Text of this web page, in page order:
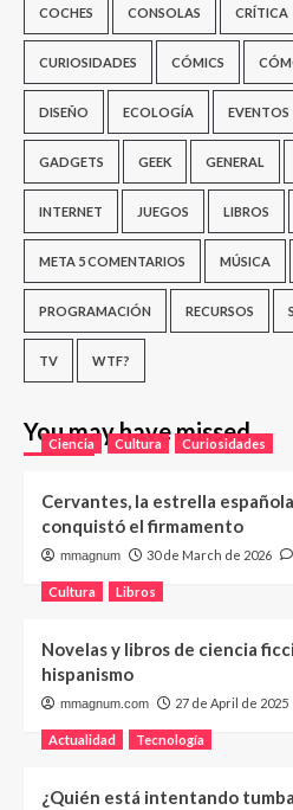
COCHES CONSOLAS CRÍTICA
CURIOSIDADES CÓMICS
DISEÑO ECOLOGÍA EVENTOS
GADGETS GEEK GENERAL
INTERNET JUEGOS LIBROS
META 5 COMENTARIOS MÚSICA
PROGRAMACIÓN RECURSOS
TV WTF?
You may have missed
Ciencia Cultura Curiosidades
Cervantes, la estrella
conquistó el firmamento
mmagnum 30 de March de 2026
Cultura Libros
Novelas y libros de ciencia
hispanismo
mmagnum.com 27 de April de 2025
Actualidad Tecnología
¿Quién está intentando